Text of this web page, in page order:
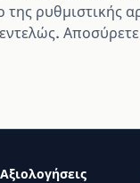
ρυθμιστικής
Αξιολογήσεις